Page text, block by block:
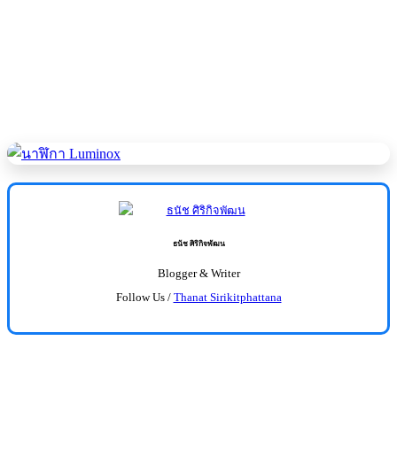
ธนัช ศิริกิจพัฒน
Blogger & Writer
Follow Us / Thanat Sirikitphattana